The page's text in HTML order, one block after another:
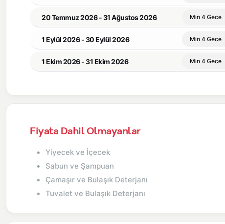
20 Temmuz 2026 - 31 Ağustos 2026 Min 4 Gece
1 Eylül 2026 - 30 Eylül 2026 Min 4 Gece
1 Ekim 2026 - 31 Ekim 2026 Min 4 Gece
Fiyata Dahil Olmayanlar
Yiyecek ve İçecek
Sabun ve Şampuan
Çamaşır ve Bulaşık Deterjanı
Tuvalet ve Bulaşık Deterjanı